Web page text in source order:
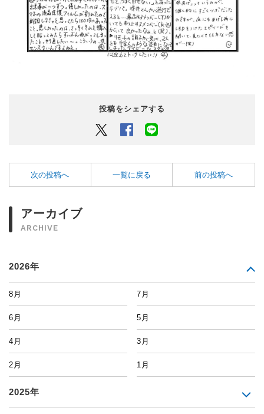
投稿をシェアする
Twitter Facebook
次の投稿へ 一覧に戻る 前の投稿へ
アーカイブ
ARCHIVE
2026年
8月 7月
6月 5月
4月 3月
2月 1月
2025年